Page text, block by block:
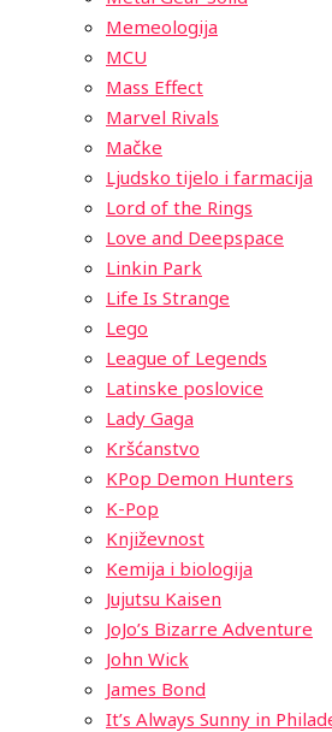
Memeologija
MCU
Mass Effect
Marvel Rivals
Mačke
Ljudsko tijelo i farmacija
Lord of the Rings
Love and Deepspace
Linkin Park
Life Is Strange
Lego
League of Legends
Latinske poslovice
Lady Gaga
Kršćanstvo
KPop Demon Hunters
K-Pop
Književnost
Kemija i biologija
Jujutsu Kaisen
JoJo’s Bizarre Adventure
John Wick
James Bond
It’s Always Sunny in